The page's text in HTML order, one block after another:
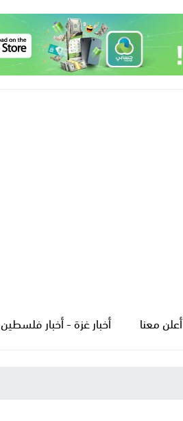
أعلن معنا أخبار غزة - أخبار فلسطين